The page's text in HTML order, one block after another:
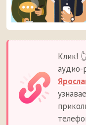
Клик!
аудио-